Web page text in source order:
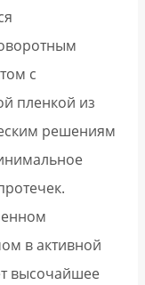
с
пленкой из
решениям
в активной
высочайшее